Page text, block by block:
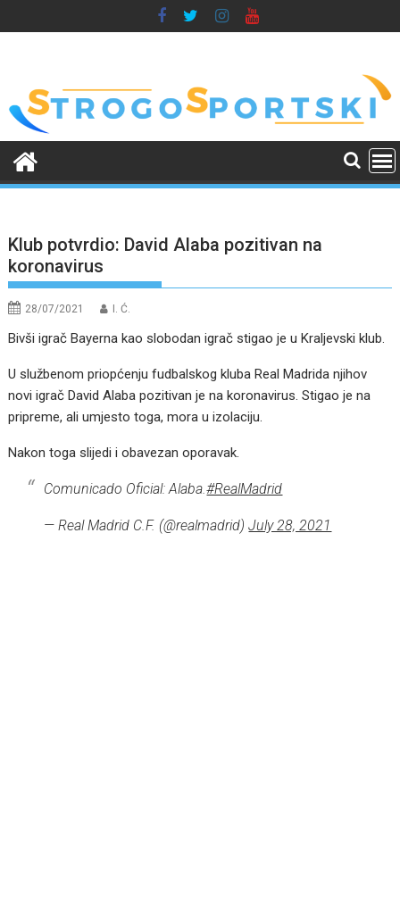
to
Klub potvrdio: David Alaba pozitivan na
koronavirus
28/07/2021 I. Ć.
Bivši igrač Bayerna kao slobodan igrač stigao je u Kraljevski klub.
U službenom priopćenju fudbalskog kluba Real Madrida njihov
novi igrač David Alaba pozitivan je na koronavirus. Stigao je na
pripreme, ali umjesto toga, mora u izolaciju.
Nakon toga slijedi i obavezan oporavak.
Comunicado Oficial: Alaba.#RealMadrid
— Real Madrid C.F. (@realmadrid)July 28, 2021